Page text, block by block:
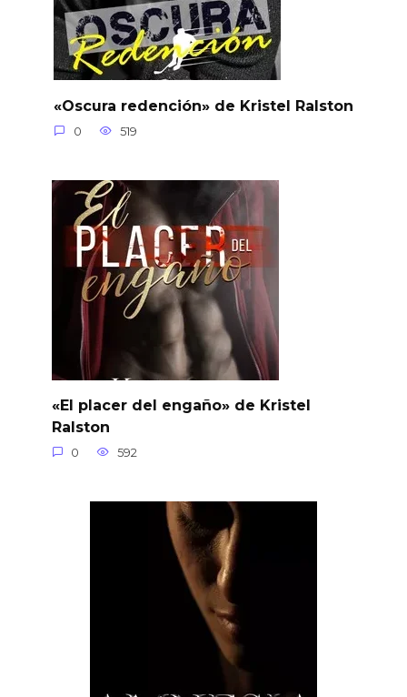
«Oscura redención» de Kristel Ralston
0 519
«El placer del engaño» de Kristel
Ralston
0 592